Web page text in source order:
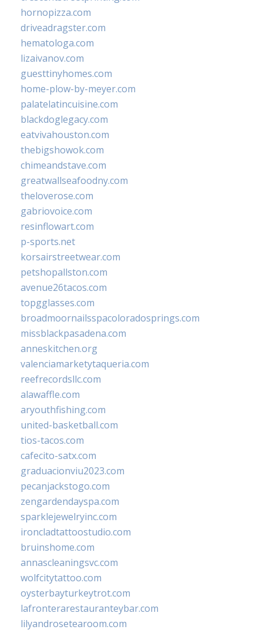
hornopizza.com
driveadragster.com
hematologa.com
lizaivanov.com
guesttinyhomes.com
home-plow-by-meyer.com
palatelatincuisine.com
blackdoglegacy.com
eatvivahouston.com
thebigshowok.com
chimeandstave.com
greatwallseafoodny.com
theloverose.com
gabriovoice.com
resinflowart.com
p-sports.net
korsairstreetwear.com
petshopallston.com
avenue26tacos.com
topgglasses.com
broadmoornailsspacoloradosprings.com
missblackpasadena.com
anneskitchen.org
valenciamarketytaqueria.com
reefrecordsllc.com
alawaffle.com
aryouthfishing.com
united-basketball.com
tios-tacos.com
cafecito-satx.com
graduacionviu2023.com
pecanjackstogo.com
zengardendayspa.com
sparklejewelryinc.com
ironcladtattoostudio.com
bruinshome.com
annascleaningsvc.com
wolfcitytattoo.com
oysterbayturkeytrot.com
lafronterarestauranteybar.com
lilyandrosetearoom.com